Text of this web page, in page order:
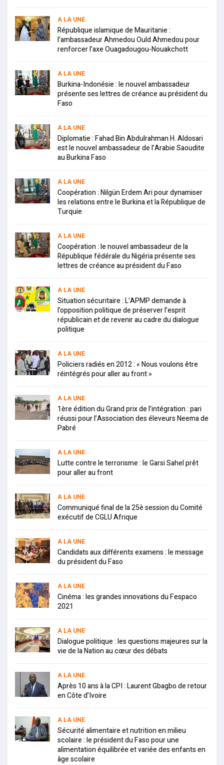
A LA UNE
République islamique de Mauritanie :
l’ambassadeur Ahmedou Ould Ahmedou pour
renforcer l’axe Ouagadougou-Nouakchott
A LA UNE
Burkina-Indonésie : le nouvel ambassadeur
présente ses lettres de créance au président du
Faso
A LA UNE
Diplomatie : Fahad Bin Abdulrahman H. Aldosari
est le nouvel ambassadeur de l’Arabie Saoudite
au Burkina Faso
A LA UNE
Coopération : Nilgün Erdem Ari pour dynamiser
les relations entre le Burkina et la République de
Turquie
A LA UNE
Coopération : le nouvel ambassadeur de la
République fédérale du Nigéria présente ses
lettres de créance au président du Faso
A LA UNE
Situation sécuritaire : L’APMP demande à
l’opposition politique de préserver l’esprit
républicain et de revenir au cadre du dialogue
politique
A LA UNE
Policiers radiés en 2012 : « Nous voulons être
réintégrés pour aller au front »
A LA UNE
1ère édition du Grand prix de l’intégration : pari
réussi pour l’Association des éleveurs Neema de
Pabré
A LA UNE
Lutte contre le terrorisme : le Garsi Sahel prêt
pour aller au front
A LA UNE
Communiqué final de la 25è session du Comité
exécutif de CGLU Afrique
A LA UNE
Candidats aux différents examens : le message
du président du Faso
A LA UNE
Cinéma : les grandes innovations du Fespaco
2021
A LA UNE
Dialogue politique : les questions majeures sur la
vie de la Nation au cœur des débats
A LA UNE
Après 10 ans à la CPI : Laurent Gbagbo de retour
en Côte d’Ivoire
A LA UNE
Sécurité alimentaire et nutrition en milieu
scolaire : le président du Faso pour une
alimentation équilibrée et variée des enfants en
âge scolaire